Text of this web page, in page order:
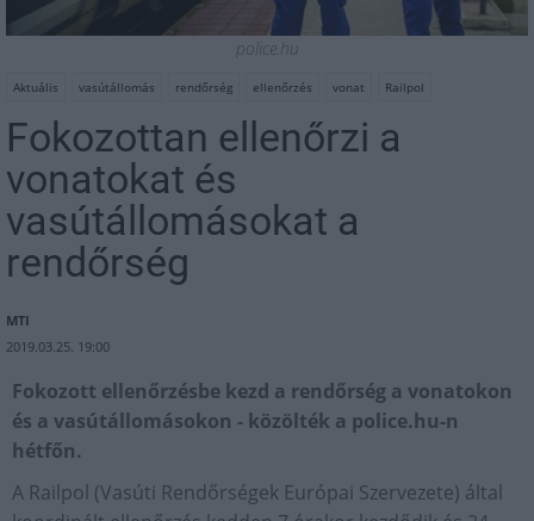
police.hu
Aktuális vasútállomás rendőrség ellenőrzés vonat Railpol
Fokozottan ellenőrzi a
vonatokat és
vasútállomásokat a
rendőrség
MTI
2019.03.25. 19:00
Fokozott ellenőrzésbe kezd a rendőrség a vonatokon
és a vasútállomásokon - közölték a police.hu-n
hétfőn.
A Railpol (Vasúti Rendőrségek Európai Szervezete) által